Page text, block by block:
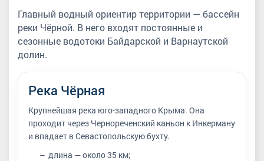
Главный водный ориентир территории — бассейн
реки Чёрной. В него входят постоянные и
сезонные водотоки Байдарской и Варнаутской
долин.
Река Чёрная
Крупнейшая река юго-западного Крыма. Она
проходит через Чернореченский каньон к Инкерману
и впадает в Севастопольскую бухту.
длина — около 35 км;